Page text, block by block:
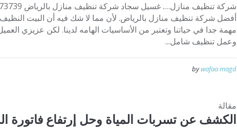
أفضل شركة تنظيف منازل بالرياض. لأن مما لا شك فيه أن البيت
مهمة جدا في حياتنا وتعتبر من الأساسيات الهامه لدينا. لكن عزيزي
وعمل تنظيف شامل...
bywafaa magd
مقالة
الكشف عن تسربات المياة وحل إرتفاع فاتورة